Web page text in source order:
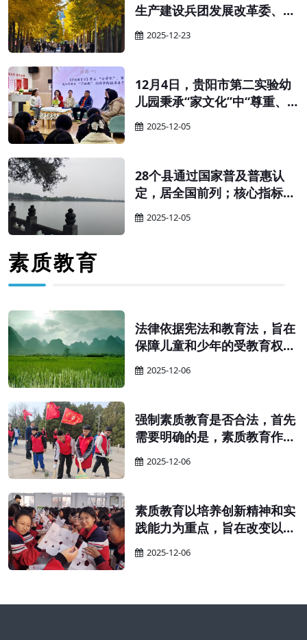
生产建设兵团发展改革委、教
育厅（教委、教育局）、财政
厅（局）：为贯彻落实《中华
好促进学前教育普及普惠安全
优质发展，有效降低人民群众
保育教育成本，推动完善生育
支持政策体系，经商国家卫生
政策有关事项通知如下。
2025-12-23
12月4日，贵阳市第二实验幼
儿园秉承“家文化”中“尊重、
和谐、互助”的核心特质，以
“科学幼小衔接”为核心，举办
“家”为纽带搭建高效沟通桥
梁，让科学衔接的理念与实践
经验在互动中碰撞共鸣，为幼
儿关键期成长筑牢坚实根基。
2025-12-05
28个县通过国家普及普惠认
定，居全国前列；核心指标连
续多年超全国平均水平——贵
州学前教育的“强势崛起”，绝
2025-12-05
素质教育
法律依据宪法和教育法，旨在
保障儿童和少年的受教育权
利，提高国民素质。 为保障适
龄儿童、少年接受义务教育的
施，并提升全民族的整体素
质，特依据宪法和教育法制定
本法。
2025-12-06
强制素质教育是否合法，首先
需要明确的是，素质教育作为
义务教育的一部分，其实施应
当遵循义务教育的相关规定。
2025-12-06
素质教育以培养创新精神和实
践能力为重点，旨在改变以往
只重视书本知识、忽视实践能
力的教育现象。在实施素质教
2025-12-06